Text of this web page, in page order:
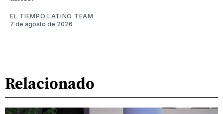
EL TIEMPO LATINO TEAM
7 de agosto de 2026
Relacionado